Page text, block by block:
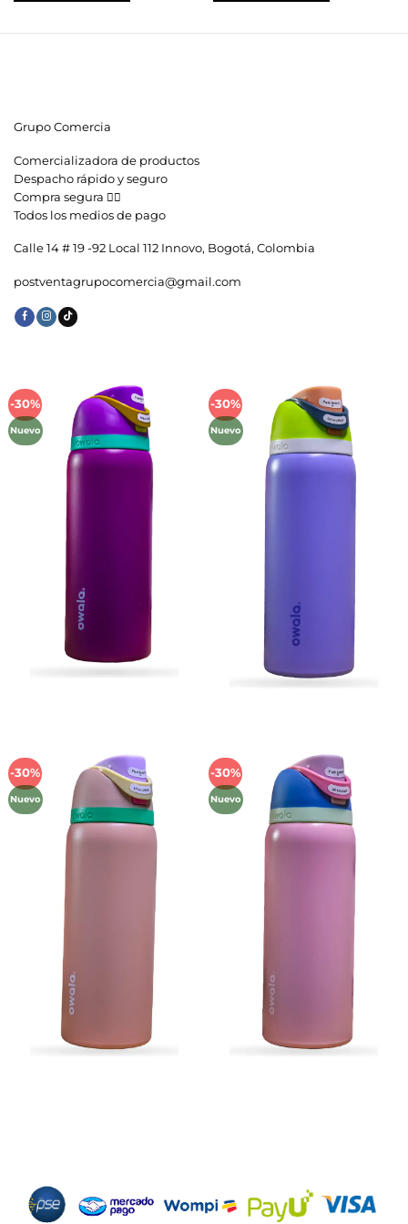
$42,900.$26,900. $79,900.$39,900.
Grupo Comercia
Comercializadora de productos
Despacho rápido y seguro
Compra segura 👇🏼
Todos los medios de pago
Calle 14 # 19 -92 Local 112 Innovo, Bogotá, Colombia
postventagrupocomercia@gmail.com
-30%
Nuevo
Añadir
lista de
deseos
-30%
Nuevo
Añadir
lista de
deseos
-30%
Nuevo
Añadir
lista de
deseos
-30%
Nuevo
Añadir
lista de
deseos